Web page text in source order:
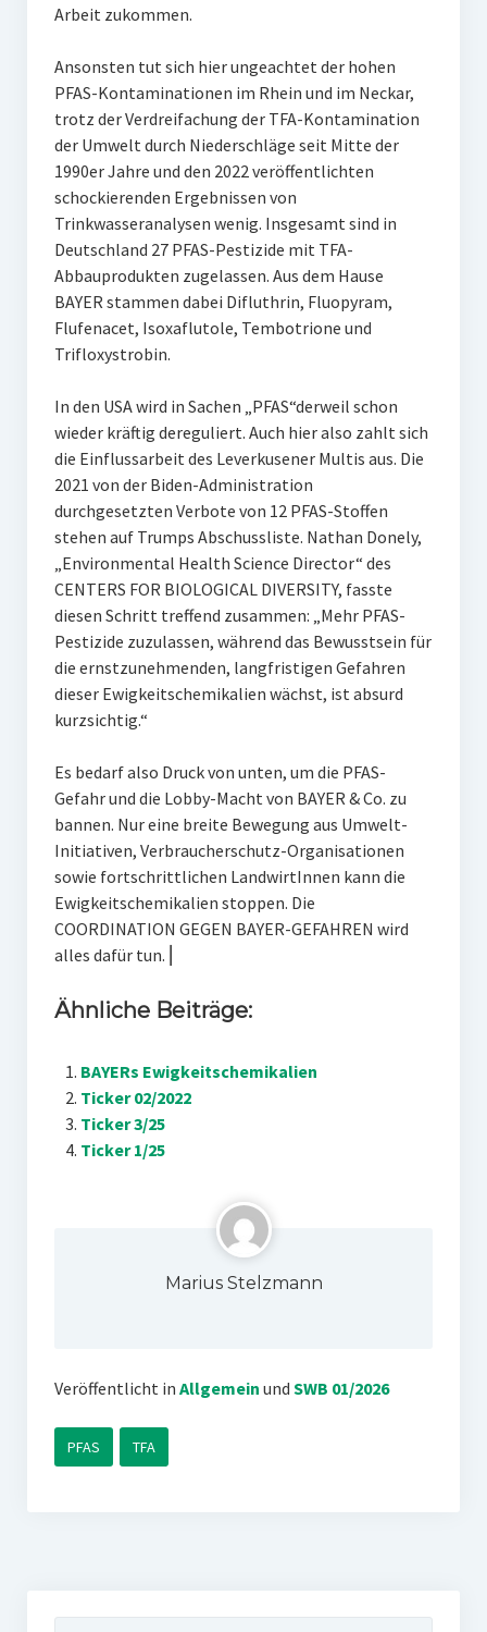
Arbeit zukommen.
Ansonsten tut sich hier ungeachtet der hohen
PFAS-Kontaminationen im Rhein und im Neckar,
trotz der Verdreifachung der TFA-Kontamination
der Umwelt durch Niederschläge seit Mitte der
1990er Jahre und den 2022 veröffentlichten
schockierenden Ergebnissen von
Trinkwasseranalysen wenig. Insgesamt sind in
Deutschland 27 PFAS-Pestizide mit TFA-
Abbauprodukten zugelassen. Aus dem Hause
BAYER stammen dabei Difluthrin, Fluopyram,
Flufenacet, Isoxaflutole, Tembotrione und
Trifloxystrobin.
In den USA wird in Sachen „PFAS“derweil schon
wieder kräftig dereguliert. Auch hier also zahlt sich
die Einflussarbeit des Leverkusener Multis aus. Die
2021 von der Biden-Administration
durchgesetzten Verbote von 12 PFAS-Stoffen
stehen auf Trumps Abschussliste. Nathan Donely,
„Environmental Health Science Director“ des
CENTERS FOR BIOLOGICAL DIVERSITY, fasste
diesen Schritt treffend zusammen: „Mehr PFAS-
Pestizide zuzulassen, während das Bewusstsein für
die ernstzunehmenden, langfristigen Gefahren
dieser Ewigkeitschemikalien wächst, ist absurd
kurzsichtig.“
Es bedarf also Druck von unten, um die PFAS-
Gefahr und die Lobby-Macht von BAYER & Co. zu
bannen. Nur eine breite Bewegung aus Umwelt-
Initiativen, Verbraucherschutz-Organisationen
sowie fortschrittlichen LandwirtInnen kann die
Ewigkeitschemikalien stoppen. Die
COORDINATION GEGEN BAYER-GEFAHREN wird
alles dafür tun. ⎜
Ähnliche Beiträge:
BAYERs Ewigkeitschemikalien
Ticker 02/2022
Ticker 3/25
Ticker 1/25
Marius Stelzmann
Veröffentlicht in Allgemein und SWB 01/2026
PFAS TFA